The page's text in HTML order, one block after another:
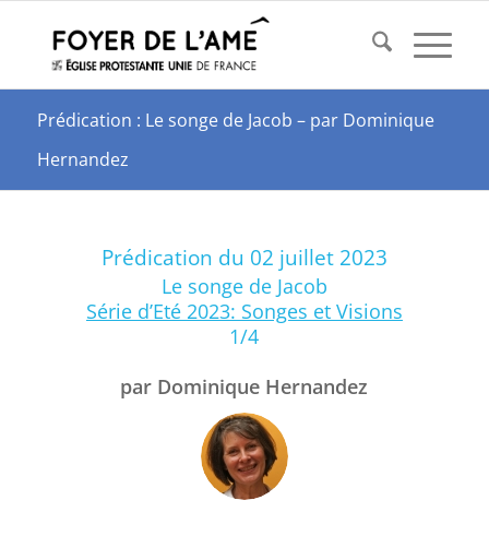
Prédication : Le songe de Jacob – par Dominique
Hernandez
Prédication du 02 juillet 2023
Le songe de Jacob
Série d’Eté 2023: Songes et Visions
1/4
par Dominique Hernandez